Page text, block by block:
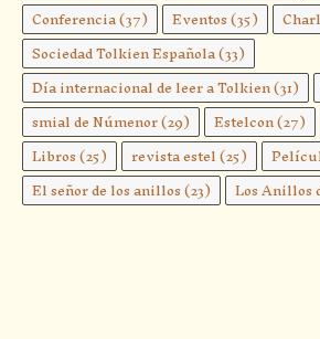
Conferencia(37) Eventos(35)
Sociedad Tolkien Española(33)
Día internacional de leer a Tolkien(31)
smial de Númenor(29) Estelcon(27)
Libros(25) revista estel(25)
El señor de los anillos(23) Los Anillos